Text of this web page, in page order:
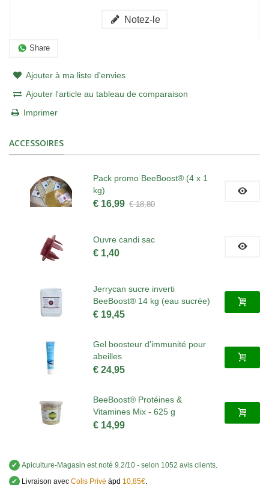
Notez-le
Share
Ajouter à ma liste d'envies
Ajouter l'article au tableau de comparaison
Imprimer
ACCESSOIRES
Pack promo BeeBoost® (4 x 1
kg)
€ 16,99 € 18,80
Ouvre candi sac
€ 1,40
Jerrycan sucre inverti
BeeBoost® 14 kg (eau sucrée)
€ 19,45
Gel boosteur d'immunité pour
abeilles
€ 24,95
BeeBoost® Protéines &
Vitamines Mix - 625 g
€ 14,99
✔ Apiculture-Magasin est noté 9.2/10 - selon 1052 avis clients
✔
Livraison avec Colis Privé àpd 10,85€